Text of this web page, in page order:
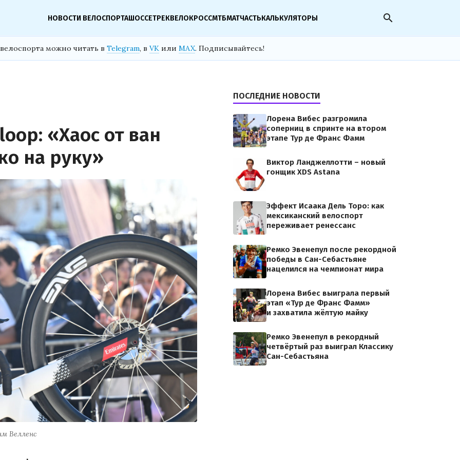
НОВОСТИ ВЕЛОСПОРТАШОССЕТРЕКВЕЛОКРОССМТБМАТЧАСТЬКАЛЬКУЛЯТОРЫ search
можно читать в Telegram, в VK или MAX. Подписывайтесь!
«Хаос от ван
на руку»
Велленс
ПОСЛЕДНИЕ НОВОСТИ
Лорена Вибес разгромила
соперниц в спринте на втором
этапе Тур де Франс Фамм
Виктор Ланджеллотти – новый
гонщик XDS Astana
Эффект Исаака Дель Торо: как
мексиканский велоспорт
переживает ренессанс
Ремко Эвенепул после рекордной
победы в Сан-Себастьяне
нацелился на чемпионат мира
Лорена Вибес выиграла первый
этап «Тур де Франс Фамм»
и захватила жёлтую майку
Ремко Эвенепул в рекордный
четвёртый раз выиграл Классику
Сан-Себастьяна